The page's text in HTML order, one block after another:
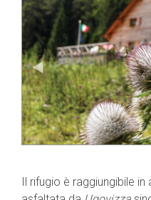
Il rifugio è raggiungibile